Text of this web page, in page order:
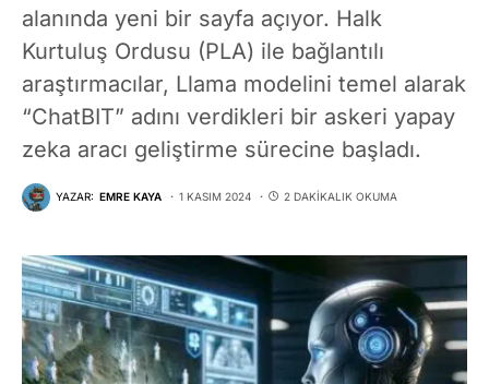
alanında yeni bir sayfa açıyor. Halk
Kurtuluş Ordusu (PLA) ile bağlantılı
araştırmacılar, Llama modelini temel alarak
“ChatBIT” adını verdikleri bir askeri yapay
zeka aracı geliştirme sürecine başladı.
YAZAR: EMRE KAYA 1 KASIM 2024 2 DAKIKALIK OKUMA